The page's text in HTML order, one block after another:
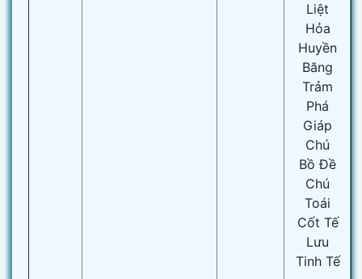
Liệt
Hỏa
Huyền
Băng
Trảm
Phá
Giáp
Chú
Bồ Đề
Chú
Toái
Cốt Tế
Lưu
Tinh Tế